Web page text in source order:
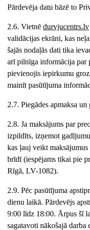
Pārdevēja datu bāzē to
2.6. Vietnē durvjucentrs.lv
validācijas ekrāni, kas
šajās nodaļās dati tika
arī pilnīga informācija par
pievienojis iepirkumu
mainīt pasūtījuma
2.7. Piegādes apmaksa
2.8. Ja maksājums par
izpildīts, izņemot
kas ļauj veikt maksājumus
brīdī (iespējams tikai pie
Rīgā, LV-1082).
2.9. Pēc pasūtījuma
dienu laikā. Pārdevējs
9:00 līdz 18:00. Ārpus šī
sagatavoti nākošajā